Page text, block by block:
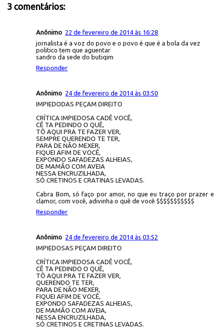
3 comentários:
Anônimo 22 de fevereiro de 2014 às 16:28
jornalista é a voz do povo e o povo é que é a bola da vez
politico tem que aguentar
sandro da sede do butiqim
Responder
Anônimo 24 de fevereiro de 2014 às 03:50
IMPIEDODAS PEÇAM DIREITO
CRÍTICA IMPIEDOSA CADÊ VOCÊ,
CÊ TA PEDINDO O QUÊ,
TÔ AQUI PRA TE FAZER VER,
SEMPRE QUERENDO TE TER,
PARA DE NÃO MEXER,
FIQUEI AFIM DE VOCÊ,
EXPONDO SAFADEZAS ALHEIAS,
DE MAMÃO COM AVEIA
NESSA ENCRUZILHADA,
SÓ CRETINOS E CRATINAS LEVADAS.
Cabra Bom, só faço por amor, no que eu traço por prazer e
clamor, com você, adivinha o quê de você $$$$$$$$$$$
Responder
Anônimo 24 de fevereiro de 2014 às 03:52
IMPIEDOSAS PEÇAM DIREITO
CRÍTICA IMPIEDOSA CADÊ VOCÊ,
CÊ TA PEDINDO O QUÊ,
TÔ AQUI PRA TE FAZER VER,
QUERENDO TE TER,
PARA DE NÃO MEXER,
FIQUEI AFIM DE VOCÊ,
EXPONDO SAFADEZAS ALHEIAS,
DE MAMÃO COM AVEIA,
NESSA ENCRUZILHADA,
SÓ CRETINOS E CRETINAS LEVADAS.